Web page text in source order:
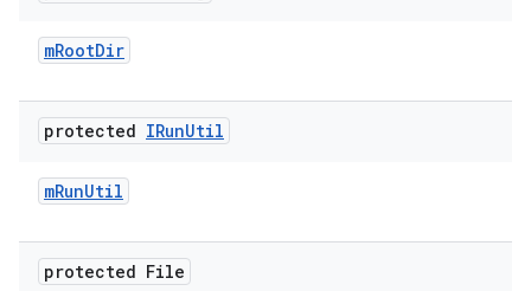
mRootDir
protected IRunUtil
mRunUtil
protected File